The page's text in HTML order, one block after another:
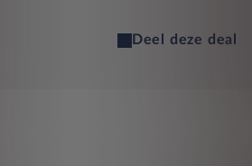
Deel deze deal